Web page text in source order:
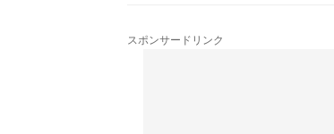
スポンサードリンク